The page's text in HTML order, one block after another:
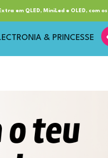
em QLED, MiniLed e OLED, com
RP+
& PRINCESSE